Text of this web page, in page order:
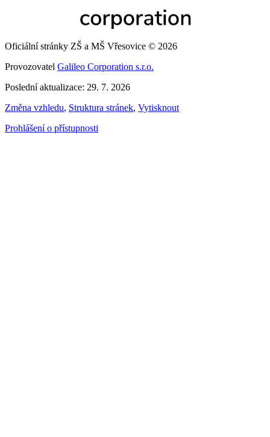
Oficiální stránky ZŠ a MŠ Vřesovice © 2026
Provozovatel Galileo Corporation s.r.o.
Poslední aktualizace: 29. 7. 2026
Změna vzhledu, Struktura stránek, Vytisknout
Prohlášení o přístupnosti